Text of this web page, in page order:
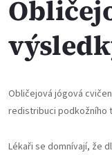
Obličejová jógová
redistribuci podkožního
Lékaři se domnívají, že